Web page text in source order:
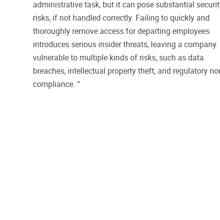
administrative task, but it can pose substantial
risks, if not handled correctly. Failing to quickly and
thoroughly remove access for departing employees
introduces serious insider threats, leaving a company
vulnerable to multiple kinds of risks, such as data
breaches, intellectual property theft, and regulatory
compliance. “